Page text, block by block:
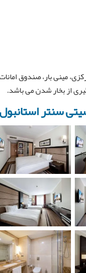
از بخار شدن می باشد.
سنتر